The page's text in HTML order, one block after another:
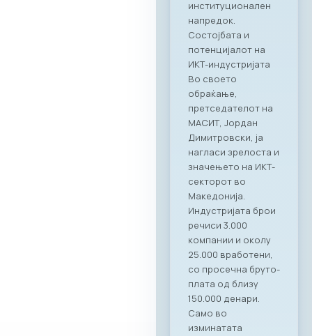
комората имаа
единствена
можност одблиску
да се запознаат со
капацитетите и
професионалност
а на Ragusa Group –
лидер во областа
на организација на
корпоративни
настани и
гостопримство.
„Овој настан
потврди дека
најдобрите идеи и
стратешки
партнерства се
создаваат кога
професионалност
а се среќава со
вистинските
соработници. Со
Ragusa Group како